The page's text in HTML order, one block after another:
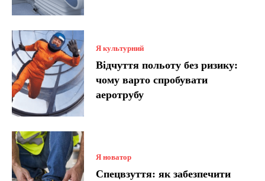
Я культурний
Відчуття польоту без ризику:
чому варто спробувати
аеротрубу
Я новатор
Спецвзуття: як забезпечити